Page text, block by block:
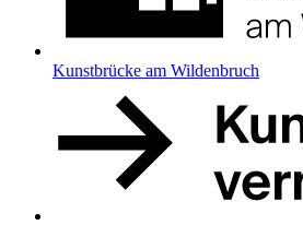
Kunstbrücke am Wildenbruch